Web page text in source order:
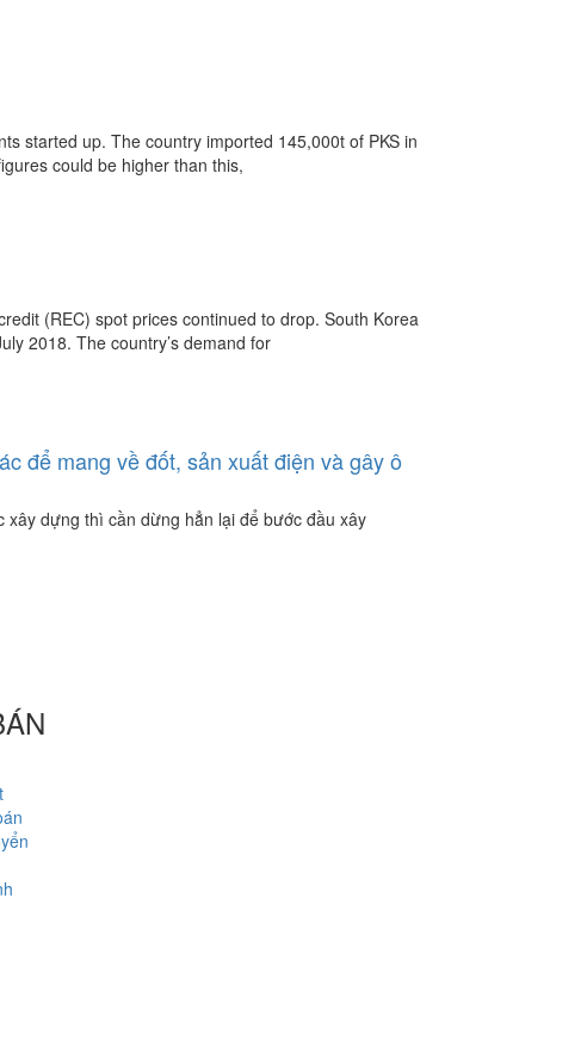
started up. The country imported 145,000t of PKS in
could be higher than this,
(REC) spot prices continued to drop. South Korea
2018. The country’s demand for
để mang về đốt, sản xuất điện và gây ô
dựng thì cần dừng hẳn lại để bước đầu xây